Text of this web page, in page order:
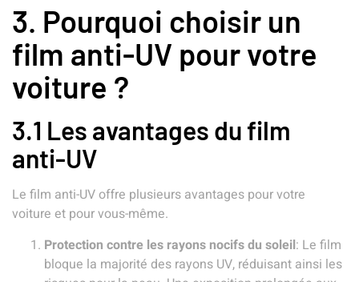
3. Pourquoi choisir un
film anti-UV pour votre
voiture ?
3.1 Les avantages du film
anti-UV
Le film anti-UV offre plusieurs avantages pour votre
voiture et pour vous-même.
Protection contre les rayons nocifs du soleil: Le film
bloque la majorité des rayons UV, réduisant ainsi les